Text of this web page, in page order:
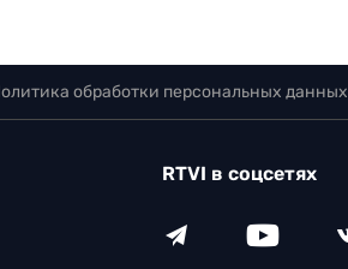
обработки персональных данных
RTVI в соцсетях